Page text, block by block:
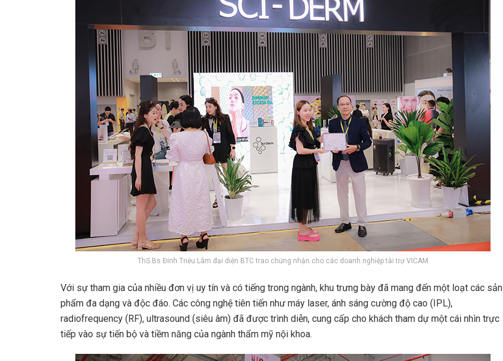
ThS.Bs Đinh Triệu Lâm đại diện BTC trao chứng nhận cho các doanh nghiệp tài trợ VICAM
Với sự tham gia của nhiều đơn vị uy tín và có tiếng trong ngành, khu trưng bày đã mang đến một loạt các sản
phẩm đa dạng và độc đáo. Các công nghệ tiên tiến như máy laser, ánh sáng cường độ cao (IPL),
radiofrequency (RF), ultrasound (siêu âm) đã được trình diễn, cung cấp cho khách tham dự một cái nhìn trực
tiếp vào sự tiến bộ và tiềm năng của ngành thẩm mỹ nội khoa.